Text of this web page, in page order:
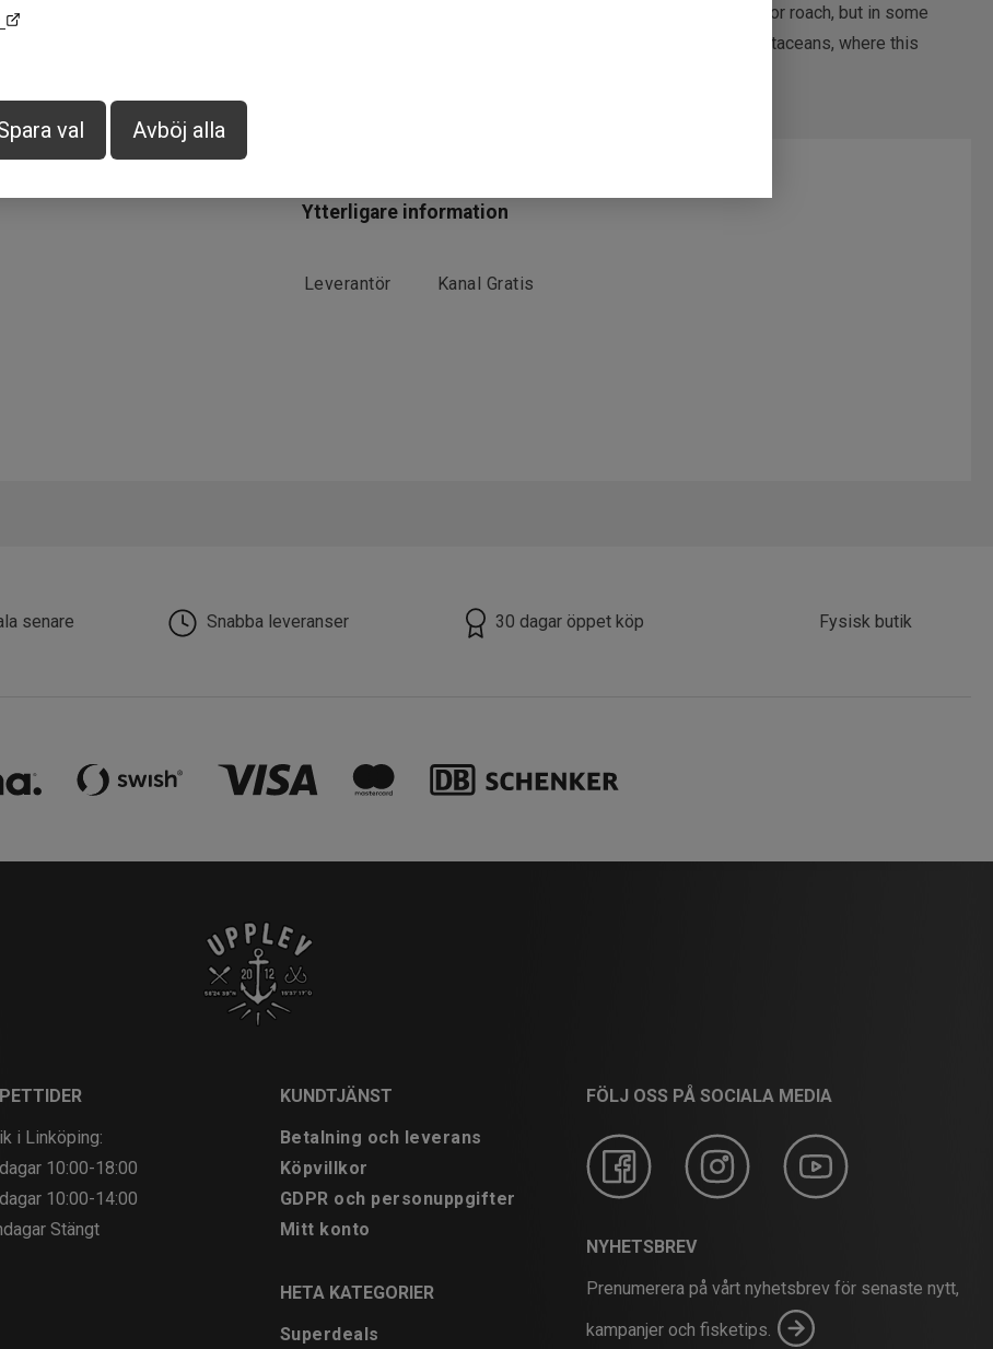
val Avböj alla
perch. Usually the perch's basic food is small fish such as tench or roach, but in some
waters the perch's food is small aquatic animals, crayfish or crustaceans, where this
Ytterligare information
Leverantör Kanal Gratis
senare Snabba leveranser 30 dagar öppet köp Fysisk butik
i Linköping:
10:00-18:00
10:00-14:00
Stängt
KUNDTJÄNST
Betalning och leverans
Köpvillkor
GDPR och personuppgifter
Mitt konto
HETA KATEGORIER
Superdeals
FÖLJ OSS PÅ SOCIALA MEDIA
NYHETSBREV
Prenumerera på vårt nyhetsbrev för senaste nytt,
kampanjer och fisketips.